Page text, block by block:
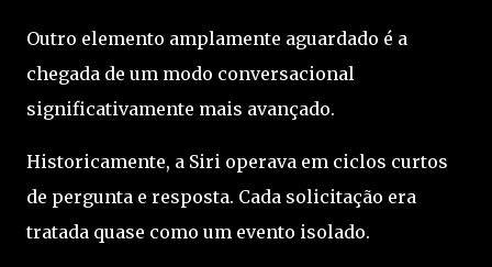
Outro elemento amplamente aguardado é a
chegada de um modo conversacional
significativamente mais avançado.
Historicamente, a Siri operava em ciclos curtos
de pergunta e resposta. Cada solicitação era
tratada quase como um evento isolado.